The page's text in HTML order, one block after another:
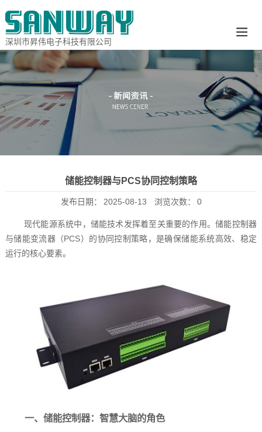
深圳市昇伟电子科技有限公司
储能控制器与PCS协同控制策略
发布日期： 2025-08-13 浏览次数： 0
现代能源系统中，储能技术发挥着至关重要的作用。储能控制器
与储能变流器（PCS）的协同控制策略，是确保储能系统高效、稳定
运行的核心要素。
一、储能控制器：智慧大脑的角色